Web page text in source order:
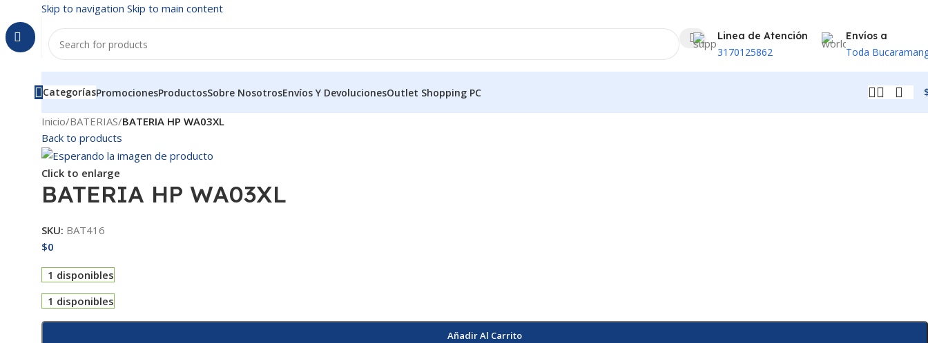
Skip to navigation Skip to main content
Linea de Atención
3170125862
Envíos a
Toda
CategoríasPromocionesProductosSobre NosotrosEnvíos Y DevolucionesOutlet Shopping PC
Inicio/BATERIAS/BATERIA HP WA03XL
Back to products
Click to enlarge
BATERIA HP WA03XL
SKU: BAT416
$0
1 disponibles
1 disponibles
Añadir Al Carrito